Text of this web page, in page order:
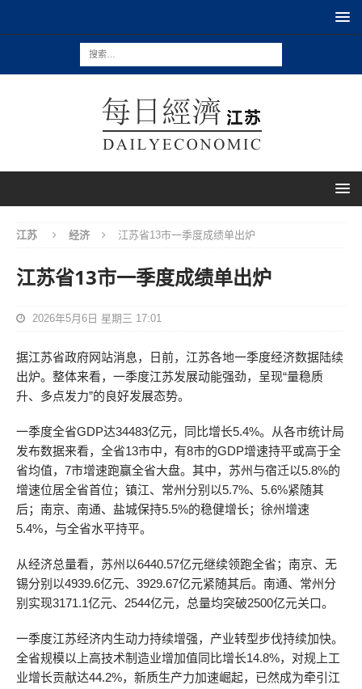
江苏 经济 江苏省13市一季度成绩单出炉
江苏省13市一季度成绩单出炉
2026年5月6日 星期三 17:01
据江苏省政府网站消息，日前，江苏各地一季度经济数据陆续
出炉。整体来看，一季度江苏发展动能强劲，呈现“量稳质
升、多点发力”的良好发展态势。
一季度全省GDP达34483亿元，同比增长5.4%。从各市统计局
发布数据来看，全省13市中，有8市的GDP增速持平或高于全
省均值，7市增速跑赢全省大盘。其中，苏州与宿迁以5.8%的
增速位居全省首位；镇江、常州分别以5.7%、5.6%紧随其
后；南京、南通、盐城保持5.5%的稳健增长；徐州增速
5.4%，与全省水平持平。
从经济总量看，苏州以6440.57亿元继续领跑全省；南京、无
锡分别以4939.6亿元、3929.67亿元紧随其后。南通、常州分
别实现3171.1亿元、2544亿元，总量均突破2500亿元关口。
一季度江苏经济内生动力持续增强，产业转型步伐持续加快。
全省规模以上高技术制造业增加值同比增长14.8%，对规上工
业增长贡献达44.2%，新质生产力加速崛起，已然成为牵引江